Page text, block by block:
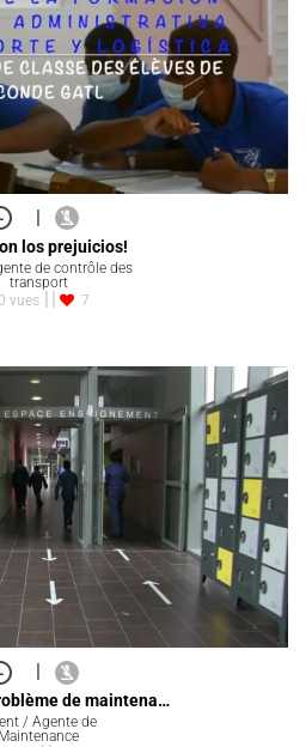
|
los prejuicios!
de contrôle des
transport
vues
7
|
de maintena…
/ Agente de
Maintenance